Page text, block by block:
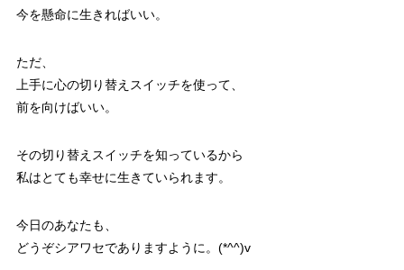
今を懸命に生きればいい。
ただ、
上手に心の切り替えスイッチを使って、
前を向けばいい。
その切り替えスイッチを知っているから
私はとても幸せに生きていられます。
今日のあなたも、
どうぞシアワセでありますように。(*^^)v